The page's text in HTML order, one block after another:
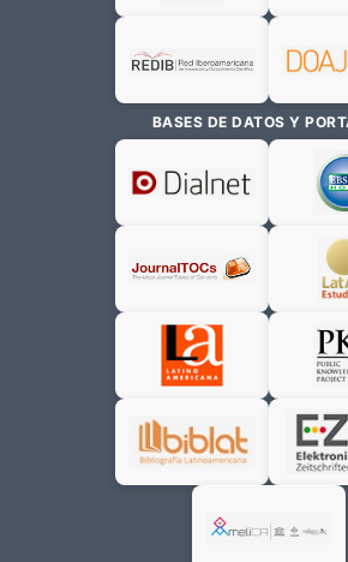
BASES DE DATOS Y